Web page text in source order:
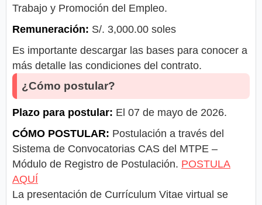
Trabajo y Promoción del Empleo.
Remuneración: S/. 3,000.00 soles
Es importante descargar las bases para conocer a
más detalle las condiciones del contrato.
¿Cómo postular?
Plazo para postular: El 07 de mayo de 2026.
CÓMO POSTULAR: Postulación a través del
Sistema de Convocatorias CAS del MTPE –
Módulo de Registro de Postulación. POSTULA
AQUÍ
La presentación de Currículum Vitae virtual se